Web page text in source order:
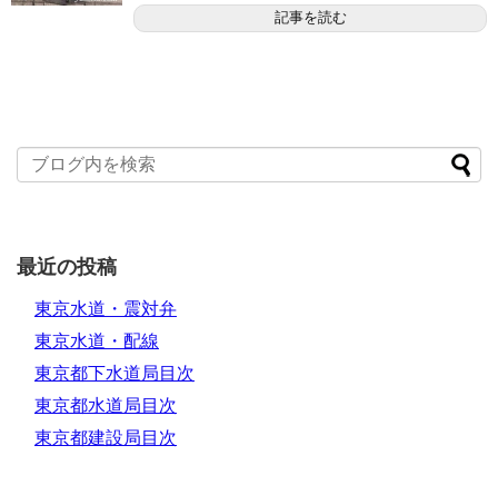
記事を読む
最近の投稿
東京水道・震対弁
東京水道・配線
東京都下水道局目次
東京都水道局目次
東京都建設局目次